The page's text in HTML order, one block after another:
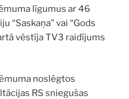
līgumus ar 46
“Saskaņa” vai “Gods
vēstīja TV3 raidījums
noslēgtos
RS sniegušas